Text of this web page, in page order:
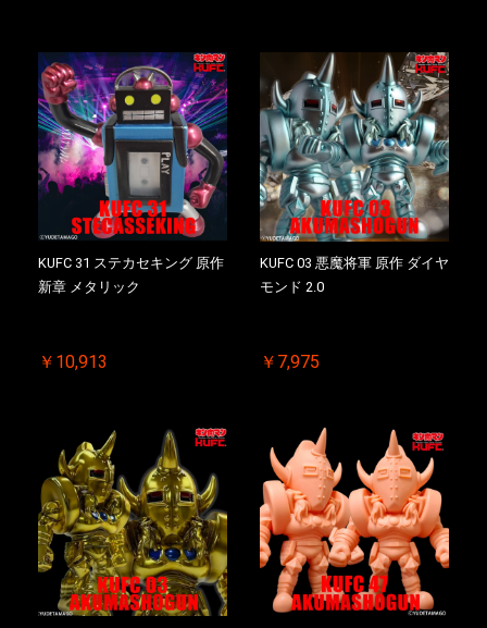
KUFC 31 ステカセキング 原作
新章 メタリック
￥10,913
KUFC 03 悪魔将軍 原作 ダイヤ
モンド 2.0
￥7,975